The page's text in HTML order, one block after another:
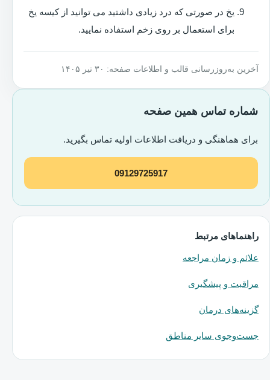
یخ در صورتی که درد زیادی داشتید می توانید از کیسه یخ
برای استعمال بر روی زخم استفاده نمایید.
آخرین به‌روزرسانی قالب و اطلاعات صفحه: ۳۰ تیر ۱۴۰۵
شماره تماس همین صفحه
برای هماهنگی و دریافت اطلاعات اولیه تماس بگیرید.
09129725917
راهنماهای مرتبط
علائم و زمان مراجعه
مراقبت و پیشگیری
گزینه‌های درمان
جست‌وجوی سایر مناطق